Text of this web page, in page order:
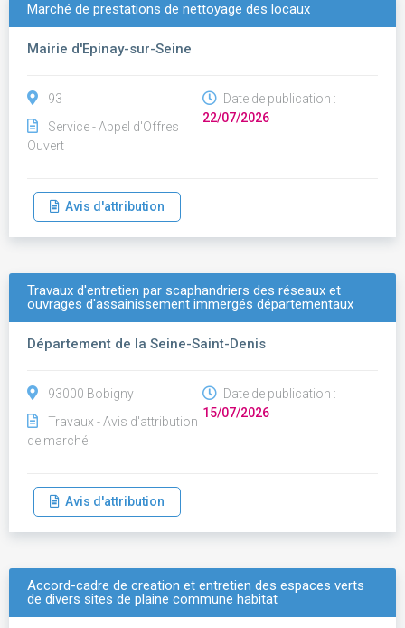
Marché de prestations de nettoyage des locaux
Mairie d'Epinay-sur-Seine
93
Service - Appel d'Offres
Ouvert
Date de publication :
22/07/2026
Avis d'attribution
Travaux d'entretien par scaphandriers des réseaux et
ouvrages d'assainissement immergés départementaux
Département de la Seine-Saint-Denis
93000 Bobigny
Travaux - Avis d'attribution
de marché
Date de publication :
15/07/2026
Avis d'attribution
Accord-cadre de creation et entretien des espaces verts
de divers sites de plaine commune habitat